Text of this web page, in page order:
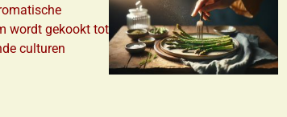
wordt gekookt tot
culturen